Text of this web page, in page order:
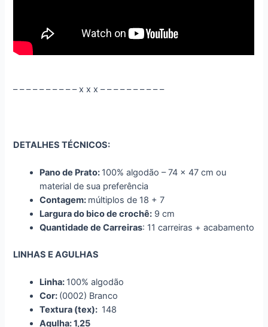
– – – – – – – – – – x x x – – – – – – – – – –
DETALHES TÉCNICOS:
Pano de Prato: 100% algodão – 74 x 47 cm ou
material de sua preferência
Contagem: múltiplos de 18 + 7
Largura do bico de crochê: 9 cm
Quantidade de Carreiras: 11 carreiras + acabamento
LINHAS E AGULHAS
Linha: 100% algodão
Cor: (0002) Branco
Textura (tex): 148
Agulha: 1,25